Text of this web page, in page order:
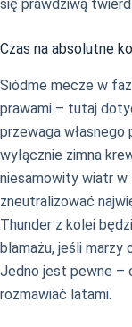
się prawdziwą
Czas na absolutne
Siódme mecze w
prawami – tutaj
przewaga własnego
wyłącznie zimna
niesamowity wiatr w
zneutralizować
Thunder z kolei
blamażu, jeśli marzy
Jedno jest pewne –
rozmawiać latami.